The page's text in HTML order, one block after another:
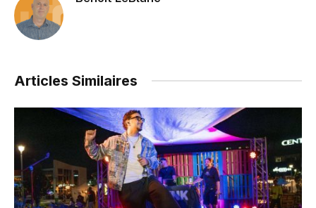
Articles Similaires